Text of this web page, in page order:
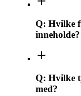
Q: Hvilke
inneholde?
Q: Hvilke
med?